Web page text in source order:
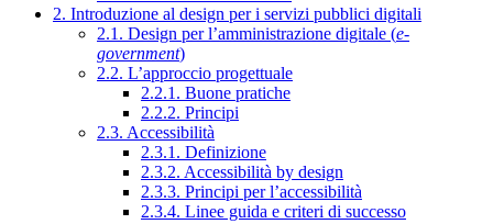
2. Introduzione al design per i servizi pubblici digitali
2.1. Design per l’amministrazione digitale (e-
government)
2.2. L’approccio progettuale
2.2.1. Buone pratiche
2.2.2. Principi
2.3. Accessibilità
2.3.1. Definizione
2.3.2. Accessibilità by design
2.3.3. Principi per l’accessibilità
2.3.4. Linee guida e criteri di successo